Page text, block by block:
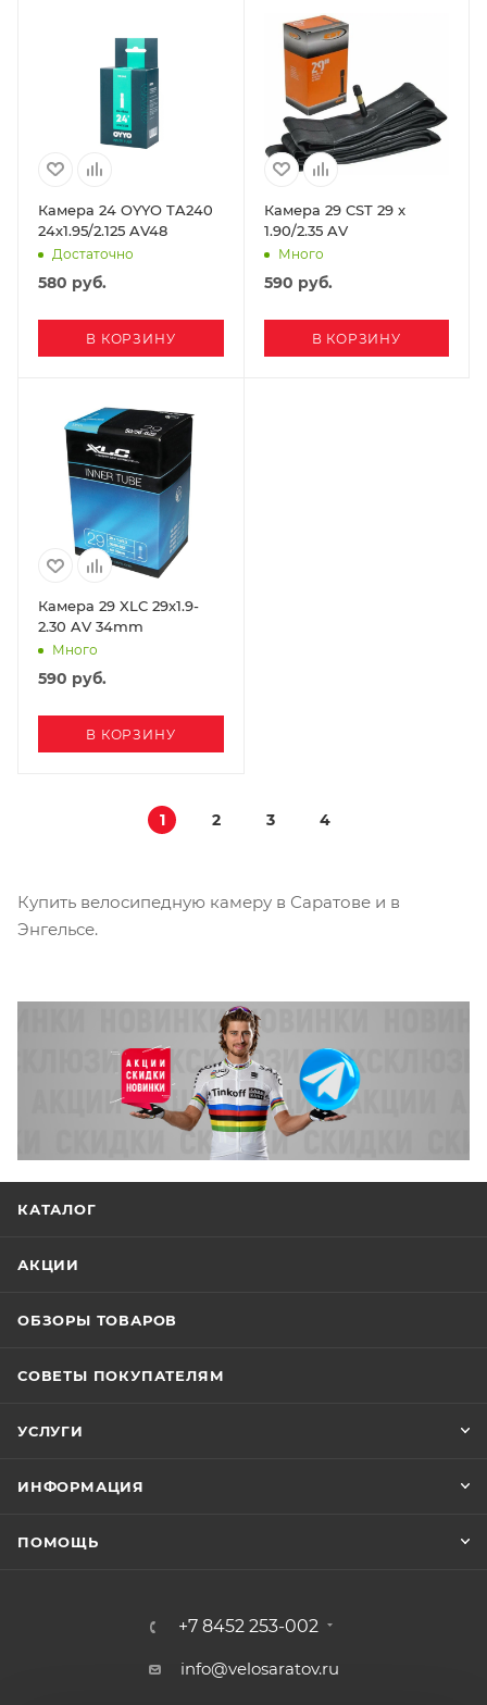
Камера 24 OYYO TA240
24х1.95/2.125 AV48
Достаточно
580 руб.
В КОРЗИНУ
Камера 29 CST 29 x
1.90/2.35 AV
Много
590 руб.
В КОРЗИНУ
Камера 29 XLC 29x1.9-
2.30 AV 34mm
Много
590 руб.
В КОРЗИНУ
1 2 3 4
Купить велосипедную камеру в Саратове и в
Энгельсе.
КАТАЛОГ
АКЦИИ
ОБЗОРЫ ТОВАРОВ
СОВЕТЫ ПОКУПАТЕЛЯМ
УСЛУГИ
ИНФОРМАЦИЯ
ПОМОЩЬ
+7 8452 253-002
info@velosaratov.ru